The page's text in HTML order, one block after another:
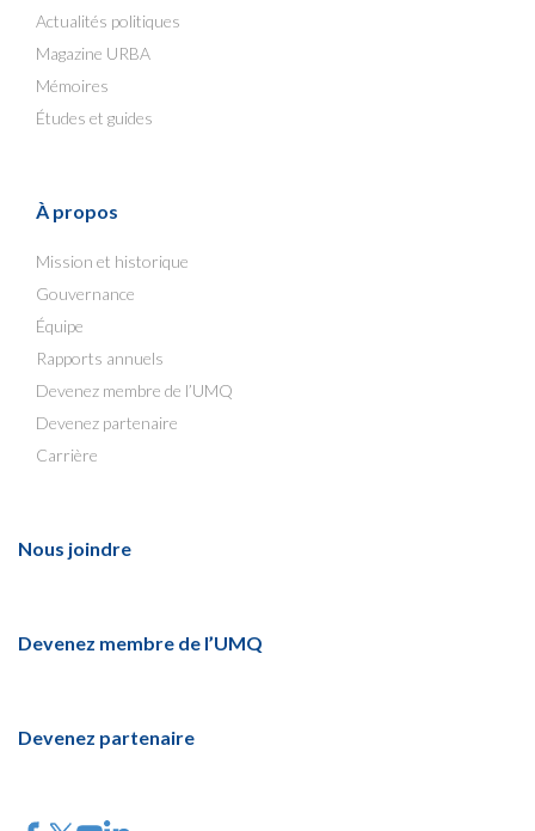
Actualités politiques
Magazine URBA
Mémoires
Études et guides
À propos
Mission et historique
Gouvernance
Équipe
Rapports annuels
Devenez membre de l’UMQ
Devenez partenaire
Carrière
Nous joindre
Devenez membre de l’UMQ
Devenez partenaire